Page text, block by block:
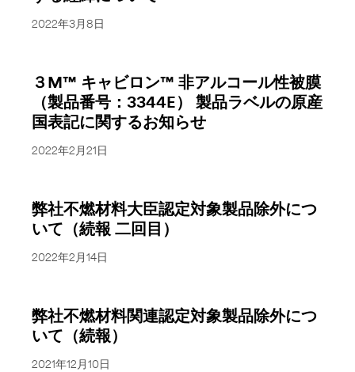
2022年3月8日
３M™ キャビロン™ 非アルコール性被膜
（製品番号：3344E） 製品ラベルの原産
国表記に関するお知らせ
2022年2月21日
弊社不燃材料大臣認定対象製品除外につ
いて（続報 二回目）
2022年2月14日
弊社不燃材料関連認定対象製品除外につ
いて（続報）
2021年12月10日